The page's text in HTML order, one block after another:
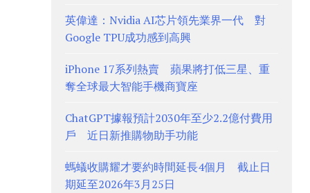
英偉達：Nvidia AI芯片領先業界一代 對
Google TPU成功感到高興
iPhone 17系列熱賣 蘋果將打低三星、重
奪全球最大智能手機商寶座
ChatGPT據報預計2030年至少2.2億付費用
戶 近日新推購物助手功能
螞蟻收購耀才要約時間延長4個月 截止日
期延至2026年3月25日